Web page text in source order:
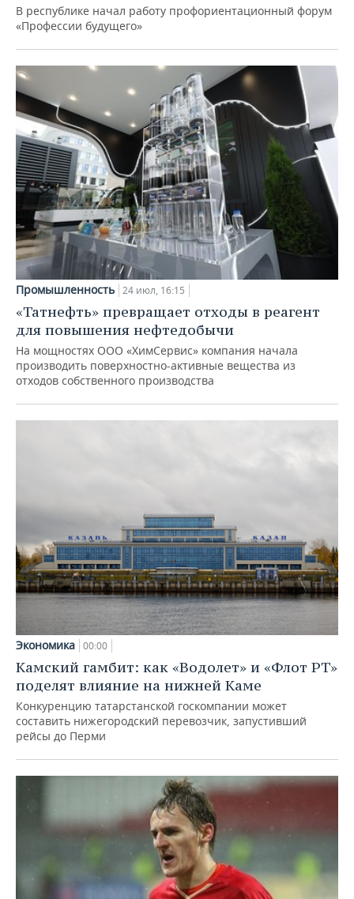
В республике начал работу профориентационный форум
«Профессии будущего»
Промышленность 24 июл, 16:15
«Татнефть» превращает отходы в реагент
для повышения нефтедобычи
На мощностях ООО «ХимСервис» компания начала
производить поверхностно-активные вещества из
отходов собственного производства
Экономика 00:00
Камский гамбит: как «Водолет» и «Флот РТ»
поделят влияние на нижней Каме
Конкуренцию татарстанской госкомпании может
составить нижегородский перевозчик, запустивший
рейсы до Перми